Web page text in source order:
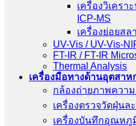
เครื่องวิเคร
ICP-MS
เครื่องย่อยสล
UV-Vis / UV-Vis-
FT-IR / FT-IR
Thermal Analysis
เครื่องมือทางด้านอุตสาห
กล้องถ่ายภาพควา
เครื่องตรวจวัดฝุ่นล
เครื่องบันทึกอุณหภู